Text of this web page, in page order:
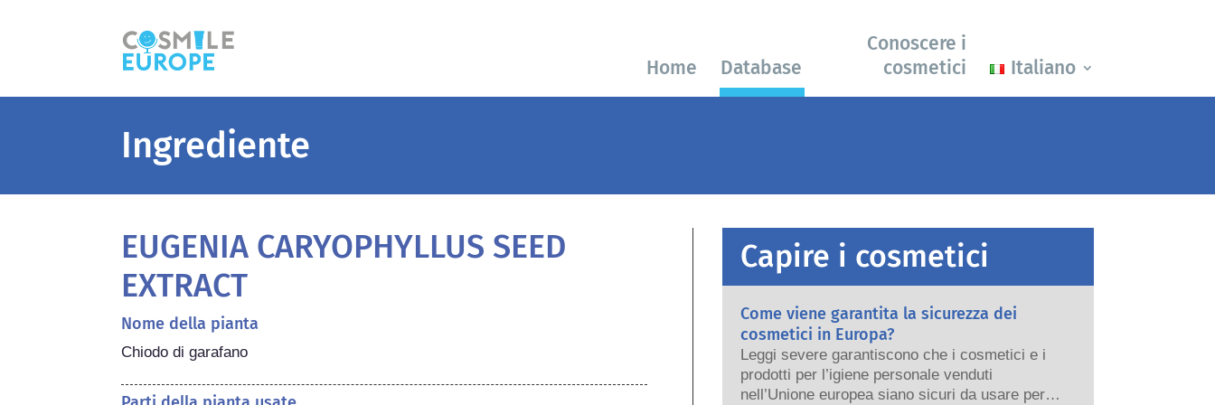
Home Database
Conoscere i
cosmetici
Italiano
Ingrediente
EUGENIA CARYOPHYLLUS SEED
EXTRACT
Nome della pianta
Chiodo di garafano
Capire i cosmetici
Come viene garantita la sicurezza dei
cosmetici in Europa?
Leggi severe garantiscono che i cosmetici e i
prodotti per l’igiene personale venduti
nell’Unione europea siano sicuri da usare per le